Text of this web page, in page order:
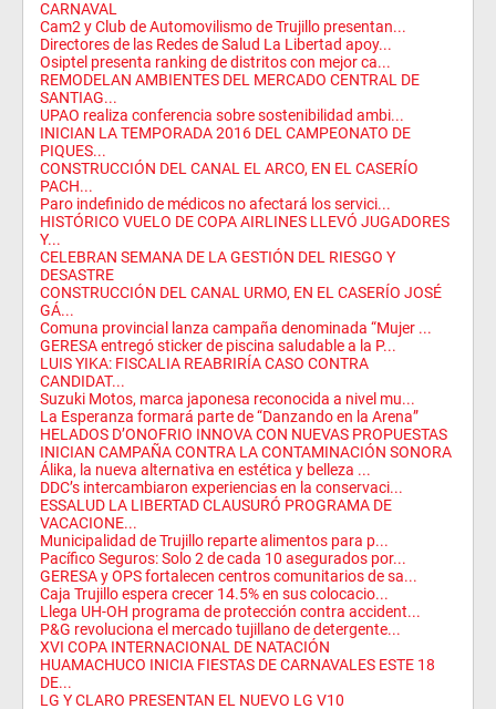
CARNAVAL
Cam2 y Club de Automovilismo de Trujillo presentan...
Directores de las Redes de Salud La Libertad apoy...
Osiptel presenta ranking de distritos con mejor ca...
REMODELAN AMBIENTES DEL MERCADO CENTRAL DE
SANTIAG...
UPAO realiza conferencia sobre sostenibilidad ambi...
INICIAN LA TEMPORADA 2016 DEL CAMPEONATO DE
PIQUES...
CONSTRUCCIÓN DEL CANAL EL ARCO, EN EL CASERÍO
PACH...
Paro indefinido de médicos no afectará los servici...
HISTÓRICO VUELO DE COPA AIRLINES LLEVÓ JUGADORES
Y...
CELEBRAN SEMANA DE LA GESTIÓN DEL RIESGO Y
DESASTRE
CONSTRUCCIÓN DEL CANAL URMO, EN EL CASERÍO JOSÉ
GÁ...
Comuna provincial lanza campaña denominada “Mujer ...
GERESA entregó sticker de piscina saludable a la P...
LUIS YIKA: FISCALIA REABRIRÍA CASO CONTRA
CANDIDAT...
Suzuki Motos, marca japonesa reconocida a nivel mu...
La Esperanza formará parte de “Danzando en la Arena”
HELADOS D’ONOFRIO INNOVA CON NUEVAS PROPUESTAS
INICIAN CAMPAÑA CONTRA LA CONTAMINACIÓN SONORA
Álika, la nueva alternativa en estética y belleza ...
DDC’s intercambiaron experiencias en la conservaci...
ESSALUD LA LIBERTAD CLAUSURÓ PROGRAMA DE
VACACIONE...
Municipalidad de Trujillo reparte alimentos para p...
Pacífico Seguros: Solo 2 de cada 10 asegurados por...
GERESA y OPS fortalecen centros comunitarios de sa...
Caja Trujillo espera crecer 14.5% en sus colocacio...
Llega UH-OH programa de protección contra accident...
P&G revoluciona el mercado tujillano de detergente...
XVI COPA INTERNACIONAL DE NATACIÓN
HUAMACHUCO INICIA FIESTAS DE CARNAVALES ESTE 18
DE...
LG Y CLARO PRESENTAN EL NUEVO LG V10